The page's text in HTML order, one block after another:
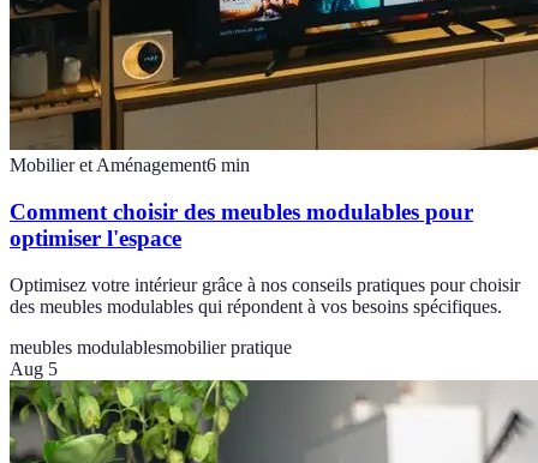
Mobilier et Aménagement6 min
Comment choisir des meubles modulables pour
optimiser l'espace
Optimisez votre intérieur grâce à nos conseils pratiques pour choisir
des meubles modulables qui répondent à vos besoins spécifiques.
meubles modulablesmobilier pratique
Aug 5